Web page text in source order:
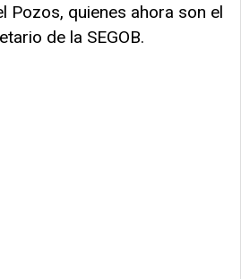
Pozos, quienes ahora son el
de la SEGOB.